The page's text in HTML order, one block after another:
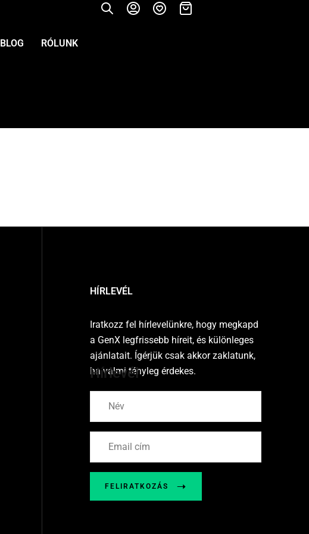
BLOG RÓLUNK
HÍRLEVÉL
Iratkozz fel hírlevelünkre, hogy megkapd
a GenX legfrissebb híreit, és különleges
ajánlatait. Ígérjük csak akkor zaklatunk,
ha valmi tényleg érdekes.
Hírlevél
FELIRATKOZÁS